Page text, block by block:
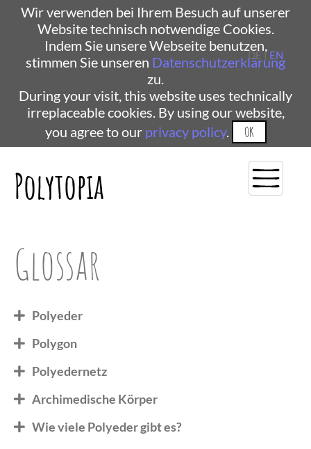
Wir verwenden bei Ihrem Besuch auf unserer
Website technisch notwendige Cookies.
Indem Sie unsere Webseite benutzen,
stimmen Sie unseren Datenschutzerklärung
zu.
During your visit, this website uses technically
irreplaceable cookies. By using our website,
you agree to our privacy policy. OK
Polytopia
DE | EN
Glossar
Polyeder
Polygon
Polyedernetz
Archimedische Körper
Wie viele Polyeder gibt es?